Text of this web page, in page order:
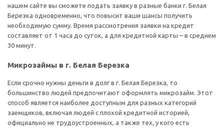
нашем сайте вы сможете подать заявку в разные банки г. Белая
Березка одновременно, что повысит ваши шансы получить
необходимую сумму. Время рассмотрения заявки на кредит
составляет от 1 часа до суток, а для кредитной карты – в среднем
30 минут.
Микрозаймы в г. Белая Березка
Если срочно нужны деньги в долг в г. Белая Березка, то
большинство людей предпочитают оформлять микрозайм. Этот
способ является наиболее доступным для разных категорий
заемщиков, включая людей с плохой кредитной историей,
официально не трудоустроенных, а также тех, у кого есть